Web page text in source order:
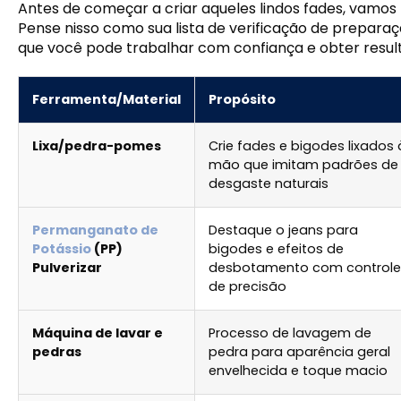
Antes de começar a criar aqueles lindos fades,
Pense nisso como sua lista de verificação de
que você pode trabalhar com confiança e obter
Ferramenta/Material Propósito
Lixa/pedra-pomes
Crie fades e bigodes lixados
mão que imitam padrões de
desgaste naturais
Permanganato de
Potássio (PP)
Pulverizar
Destaque o jeans para
bigodes e efeitos de
desbotamento com controle
de precisão
Máquina de lavar e
pedras
Processo de lavagem de
pedra para aparência geral
envelhecida e toque macio